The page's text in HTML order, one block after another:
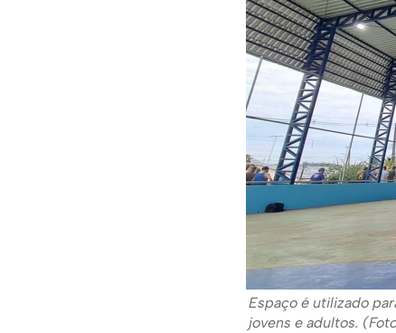
Espaço é utilizado
jovens e adultos.